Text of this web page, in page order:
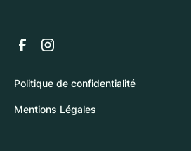
Politique de confidentialité
Mentions Légales